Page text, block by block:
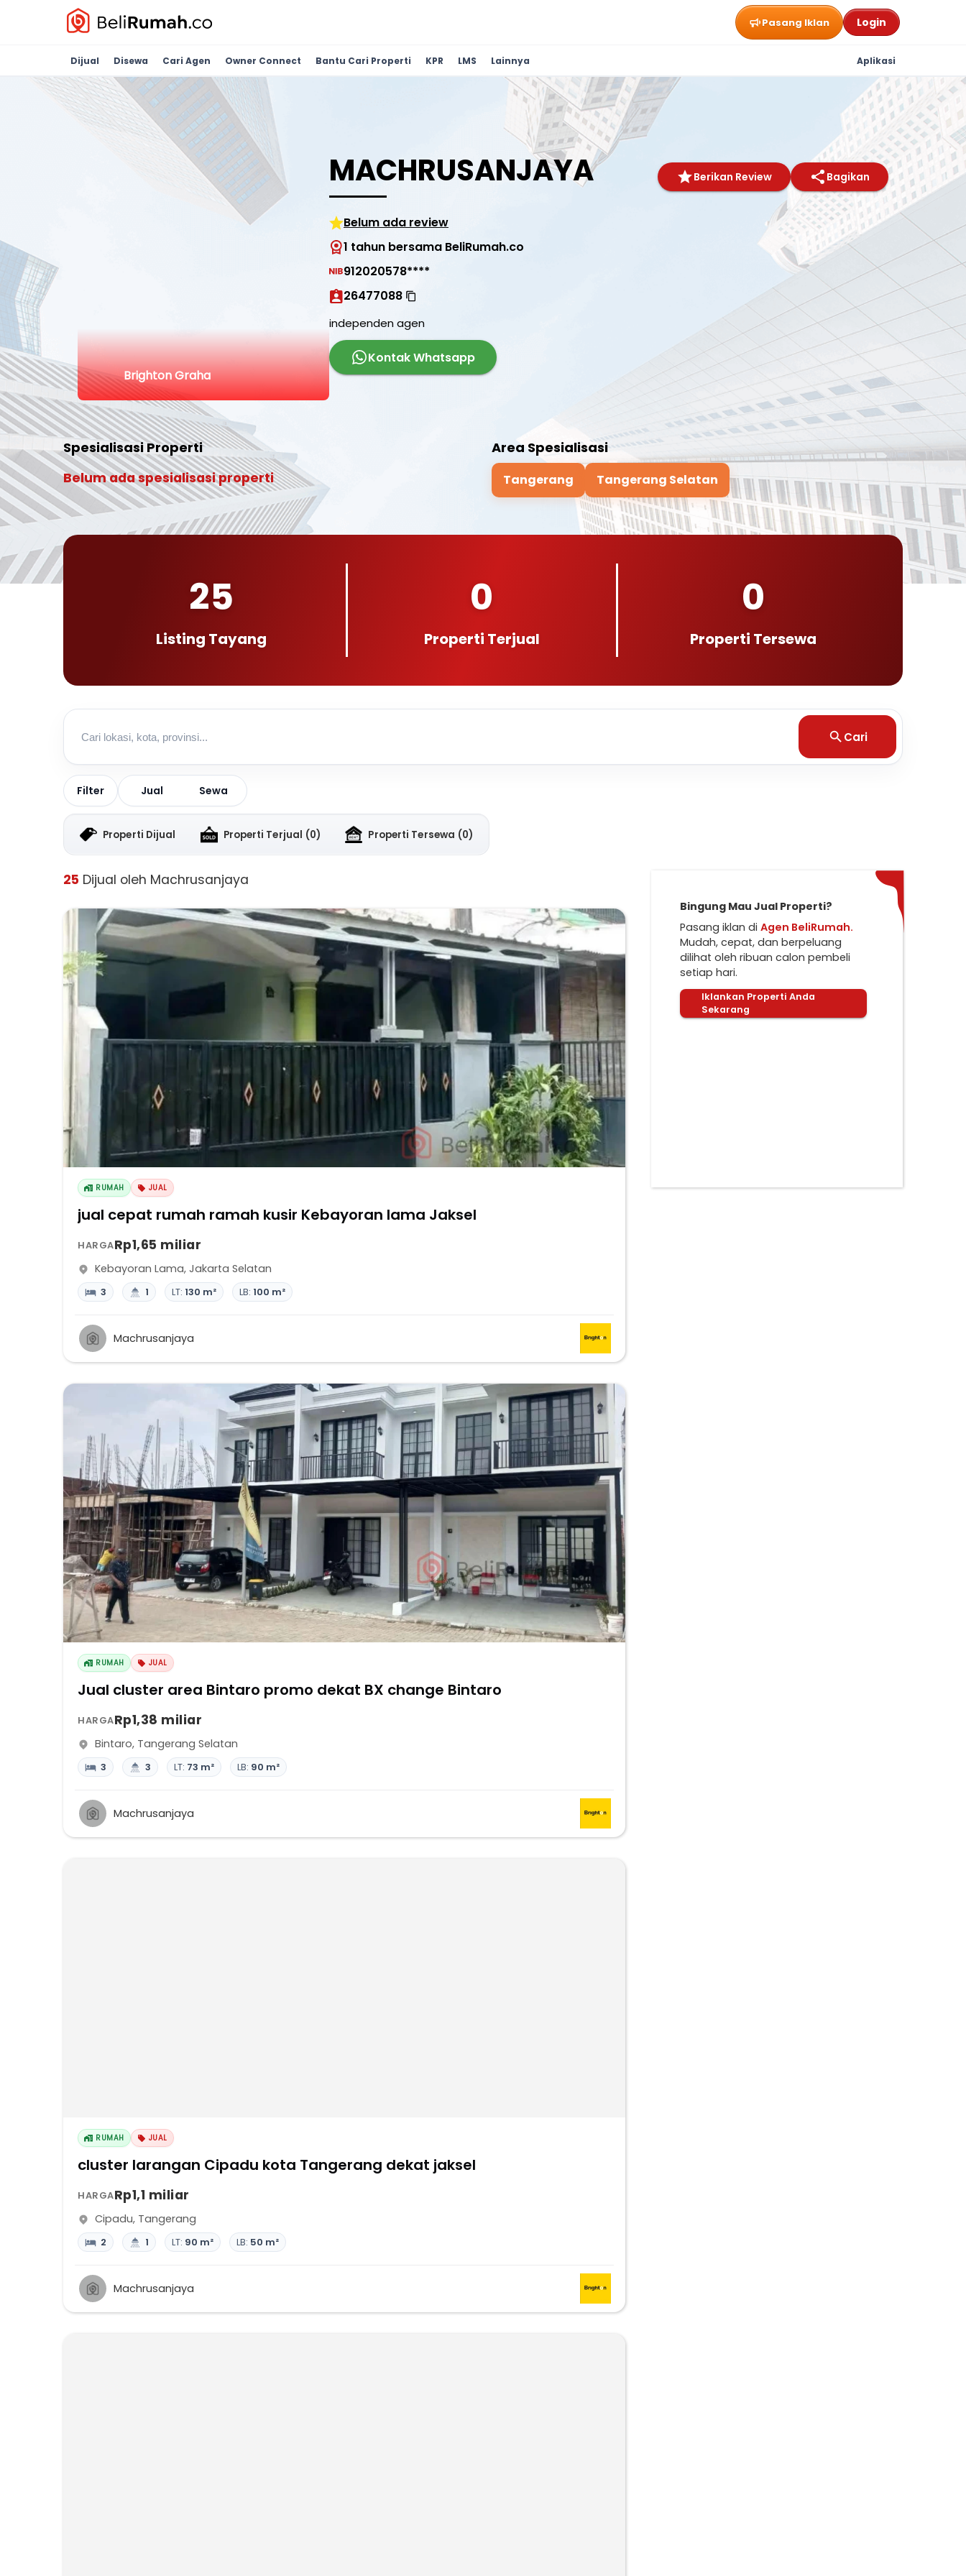
Pasang Iklan Login
Dijual Disewa Cari Agen Owner Connect Bantu Cari Properti KPR LMS Lainnya Aplikasi
Brighton Graha
MACHRUSANJAYA Berikan Review Bagikan
Belum ada review
1 tahun bersama BeliRumah.co
912020578****
26477088
independen agen
Kontak Whatsapp
Spesialisasi Properti
Belum ada spesialisasi properti
Area Spesialisasi
Tangerang Tangerang Selatan
25
Listing Tayang
0
Properti Terjual
0
Properti Tersewa
Cari
Filter Jual Sewa
Properti Dijual Properti Terjual (0) Properti Tersewa (0)
25 Dijual oleh Machrusanjaya
RUMAH JUAL
jual cepat rumah ramah kusir Kebayoran lama Jaksel
HARGARp1,65 miliar
Kebayoran Lama, Jakarta Selatan
3 1 LT: 130 m² LB: 100 m²
Machrusanjaya
RUMAH JUAL
Jual cluster area Bintaro promo dekat BX change Bintaro
HARGARp1,38 miliar
Bintaro, Tangerang Selatan
3 3 LT: 73 m² LB: 90 m²
Machrusanjaya
RUMAH JUAL
cluster larangan Cipadu kota Tangerang dekat jaksel
HARGARp1,1 miliar
Cipadu, Tangerang
2 1 LT: 90 m² LB: 50 m²
Machrusanjaya
Bingung Mau Jual Properti?
Pasang iklan di Agen BeliRumah.
Mudah, cepat, dan berpeluang
dilihat oleh ribuan calon pembeli
setiap hari.
Iklankan Properti Anda
Sekarang